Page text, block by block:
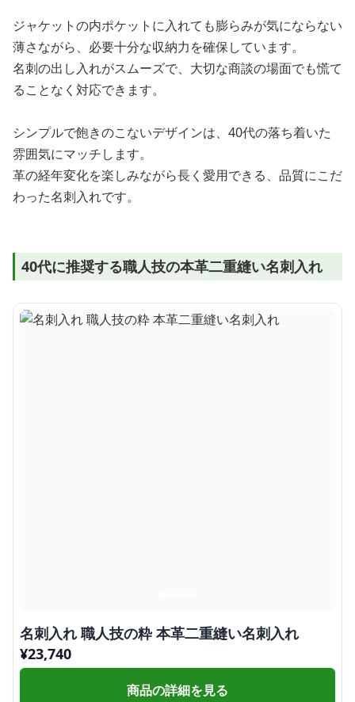
ジャケットの内ポケットに入れても膨らみが気にならない
薄さながら、必要十分な収納力を確保しています。
名刺の出し入れがスムーズで、大切な商談の場面でも慌て
ることなく対応できます。
シンプルで飽きのこないデザインは、40代の落ち着いた
雰囲気にマッチします。
革の経年変化を楽しみながら長く愛用できる、品質にこだ
わった名刺入れです。
40代に推奨する職人技の本革二重縫い名刺入れ
名刺入れ 職人技の粋 本革二重縫い名刺入れ
¥23,740
商品の詳細を見る